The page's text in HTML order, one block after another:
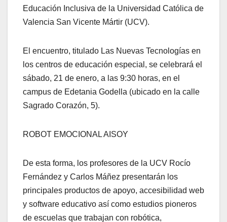
Educación Inclusiva de la Universidad Católica de
Valencia San Vicente Mártir (UCV).
El encuentro, titulado Las Nuevas Tecnologías en
los centros de educación especial, se celebrará el
sábado, 21 de enero, a las 9:30 horas, en el
campus de Edetania Godella (ubicado en la calle
Sagrado Corazón, 5).
ROBOT EMOCIONAL AISOY
De esta forma, los profesores de la UCV Rocío
Fernández y Carlos Máñez presentarán los
principales productos de apoyo, accesibilidad web
y software educativo así como estudios pioneros
de escuelas que trabajan con robótica,